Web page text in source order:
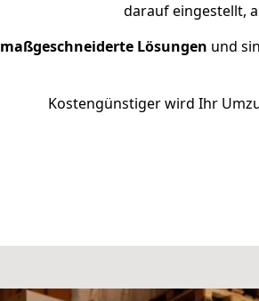
darauf eingestellt,
maßgeschneiderte Lösungen und
Kostengünstiger wird Ihr